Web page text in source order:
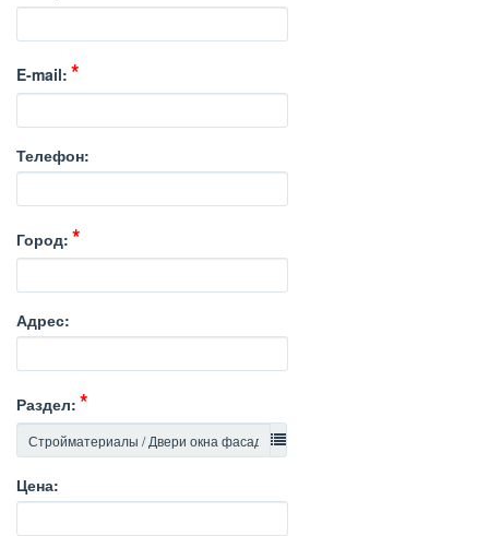
E-mail:
Телефон:
Город:
Адрес:
Раздел:
Цена: